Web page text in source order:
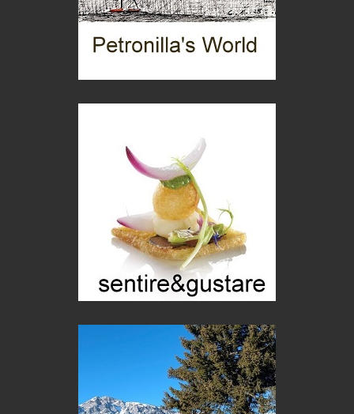
Mio nonno, salvato dai russi
Macchine di guerra
Turismo in Miniera
Castione, sotto il segno del castagno